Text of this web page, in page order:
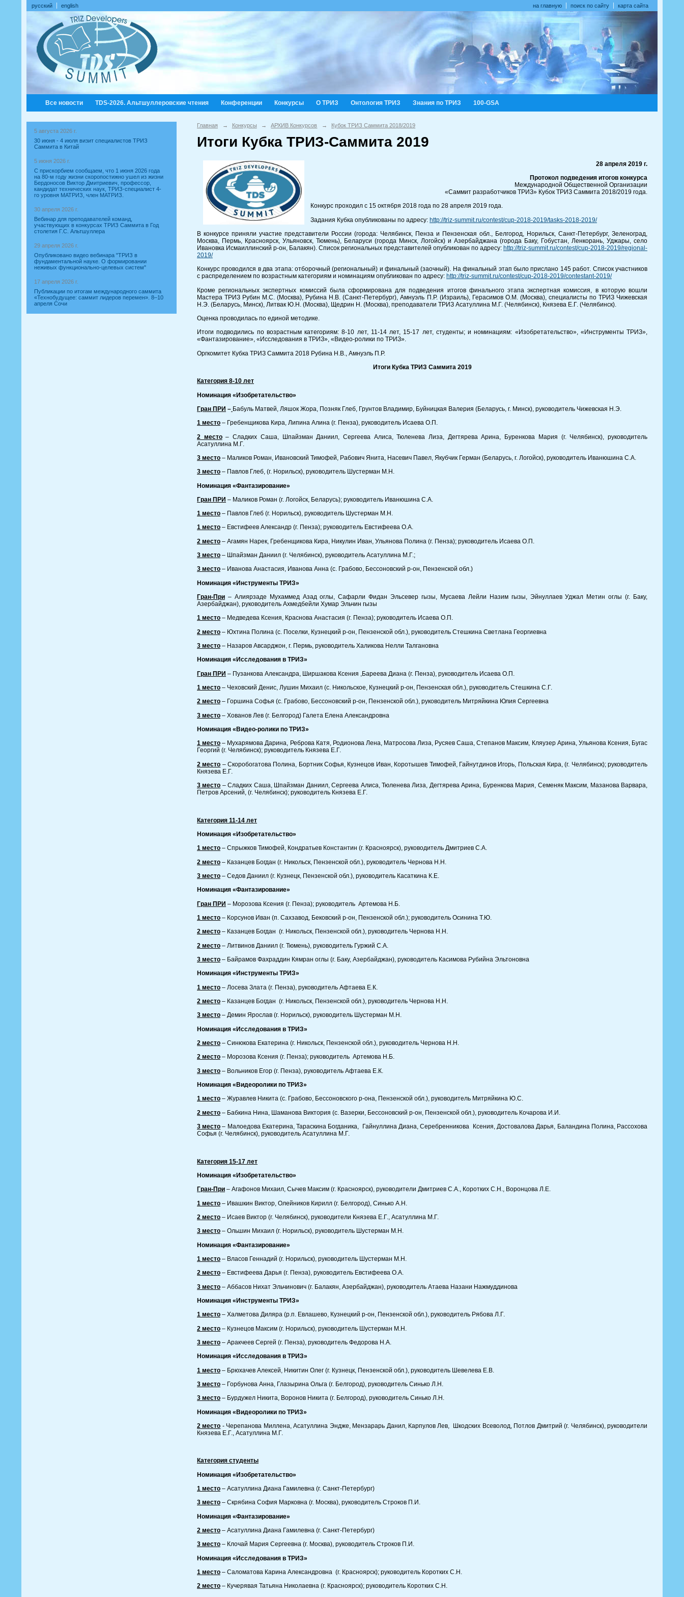
русский english на главную поиск по сайту карта сайта
Все новости TDS-2026. Альтшуллеровские чтения Конференции Конкурсы О ТРИЗ Онтология ТРИЗ Знания по ТРИЗ 100-GSA
5 августа 2026 г.
30 июня - 4 июля визит специалистов ТРИЗ
Саммита в Китай
5 июня 2026 г.
С прискорбием сообщаем, что 1 июня 2026 года
на 80-м году жизни скоропостижно ушел из жизни
Бердоносов Виктор Дмитриевич, профессор,
кандидат технических наук, ТРИЗ-специалист 4-
го уровня МАТРИЗ, член МАТРИЗ.
30 апреля 2026 г.
Вебинар для преподавателей команд,
участвующих в конкурсах ТРИЗ Саммита в Год
столетия Г.С. Альтшуллера
29 апреля 2026 г.
Опубликовано видео вебинара "ТРИЗ в
фундаментальной науке. О формировании
неживых функционально-целевых систем"
17 апреля 2026 г.
Публикации по итогам международного саммита
«Технобудущее: саммит лидеров перемен». 8–10
апреля Сочи
Главная → Конкурсы → АРХИВ Конкурсов → Кубок ТРИЗ Саммита 2018/2019
Итоги Кубка ТРИЗ-Саммита 2019
28 апреля 2019 г.
Протокол подведения итогов конкурса
Международной Общественной Организации
«Саммит разработчиков ТРИЗ» Кубок ТРИЗ Саммита 2018/2019 года.
Конкурс проходил с 15 октября 2018 года по 28 апреля 2019 года.
Задания Кубка опубликованы по адресу: http://triz-summit.ru/contest/cup-2018-2019/tasks-2018-2019/
В конкурсе приняли участие представители России (города: Челябинск, Пенза и Пензенская обл., Белгород, Норильск, Санкт-Петербург, Зеленоград,
Москва, Пермь, Красноярск, Ульяновск, Тюмень), Беларуси (города Минск, Логойск) и Азербайджана (города Баку, Гобустан, Ленкорань, Уджары, село
Ивановка Исмаиллинский р-он, Балакян). Список региональных представителей опубликован по адресу: http://triz-summit.ru/contest/cup-2018-2019/regional-
2019/
Конкурс проводился в два этапа: отборочный (региональный) и финальный (заочный). На финальный этап было прислано 145 работ. Список участников
с распределением по возрастным категориям и номинациям опубликован по адресу: http://triz-summit.ru/contest/cup-2018-2019/contestant-2019/
Кроме региональных экспертных комиссий была сформирована для подведения итогов финального этапа экспертная комиссия, в которую вошли
Мастера ТРИЗ Рубин М.С. (Москва), Рубина Н.В. (Санкт-Петербург), Амнуэль П.Р. (Израиль), Герасимов О.М. (Москва), специалисты по ТРИЗ Чижевская
Н.Э. (Беларусь, Минск), Литвак Ю.Н. (Москва), Щедрин Н. (Москва), преподаватели ТРИЗ Асатуллина М.Г. (Челябинск), Князева Е.Г. (Челябинск).
Оценка проводилась по единой методике.
Итоги подводились по возрастным категориям: 8-10 лет, 11-14 лет, 15-17 лет, студенты; и номинациям: «Изобретательство», «Инструменты ТРИЗ»,
«Фантазирование», «Исследования в ТРИЗ», «Видео-ролики по ТРИЗ».
Оргкомитет Кубка ТРИЗ Саммита 2018 Рубина Н.В., Амнуэль П.Р.
Итоги Кубка ТРИЗ Саммита 2019
Категория 8-10 лет
Номинация «Изобретательство»
Гран ПРИ – Бабуль Матвей, Ляшок Жора, Позняк Глеб, Грунтов Владимир, Буйницкая Валерия (Беларусь, г. Минск), руководитель Чижевская Н.Э.
1 место – Гребенщикова Кира, Липина Алина (г. Пенза), руководитель Исаева О.П.
2 место– Сладких Саша, Шпайзман Даниил, Сергеева Алиса, Тюленева Лиза, Дегтярева Арина, Буренкова Мария (г. Челябинск), руководитель
Асатуллина М.Г.
3 место – Маликов Роман, Ивановский Тимофей, Рабович Янита, Насевич Павел, Якубчик Герман (Беларусь, г. Логойск), руководитель Иванюшина С.А.
3 место – Павлов Глеб, (г. Норильск), руководитель Шустерман М.Н.
Номинация «Фантазирование»
Гран ПРИ – Маликов Роман (г. Логойск, Беларусь); руководитель Иванюшина С.А.
1 место – Павлов Глеб (г. Норильск), руководитель Шустерман М.Н.
1 место – Евстифеев Александр (г. Пенза); руководитель Евстифеева О.А.
2 место – Агамян Нарек, Гребенщикова Кира, Никулин Иван, Ульянова Полина (г. Пенза); руководитель Исаева О.П.
3 место – Шпайзман Даниил (г. Челябинск), руководитель Асатуллина М.Г.;
3 место – Иванова Анастасия, Иванова Анна (с. Грабово, Бессоновский р-он, Пензенской обл.)
Номинация «Инструменты ТРИЗ»
Гран-При – Алиярзаде Мухаммед Азад оглы, Сафарли Фидан Эльсевер гызы, Мусаева Лейли Назим гызы, Эйнуллаев Уджал Метин оглы (г. Баку,
Азербайджан), руководитель Ахмедбейли Хумар Эльчин гызы
1 место – Медведева Ксения, Краснова Анастасия (г. Пенза); руководитель Исаева О.П.
2 место – Юхтина Полина (с. Поселки, Кузнецкий р-он, Пензенской обл.), руководитель Стешкина Светлана Георгиевна
3 место – Назаров Авсарджон, г. Пермь, руководитель Халикова Нелли Талгановна
Номинация «Исследования в ТРИЗ»
Гран ПРИ – Пузанкова Александра, Ширшакова Ксения ,Бареева Диана (г. Пенза), руководитель Исаева О.П.
1 место – Чеховский Денис, Лушин Михаил (с. Никольское, Кузнецкий р-он, Пензенская обл.), руководитель Стешкина С.Г.
2 место – Горшина Софья (с. Грабово, Бессоновский р-он, Пензенской обл.), руководитель Митряйкина Юлия Сергеевна
3 место – Хованов Лев (г. Белгород) Галета Елена Александровна
Номинация «Видео-ролики по ТРИЗ»
1 место – Мухарямова Дарина, Реброва Катя, Родионова Лена, Матросова Лиза, Русяев Саша, Степанов Максим, Кляузер Арина, Ульянова Ксения, Бугас
Георгий (г. Челябинск); руководитель Князева Е.Г.
2 место – Скоробогатова Полина, Бортник Софья, Кузнецов Иван, Коротышев Тимофей, Гайнутдинов Игорь, Польская Кира, (г. Челябинск); руководитель
Князева Е.Г.
3 место – Сладких Саша, Шпайзман Даниил, Сергеева Алиса, Тюленева Лиза, Дегтярева Арина, Буренкова Мария, Семеняк Максим, Мазанова Варвара,
Петров Арсений, (г. Челябинск); руководитель Князева Е.Г.
Категория 11-14 лет
Номинация «Изобретательство»
1 место – Спрыжков Тимофей, Кондратьев Константин (г. Красноярск), руководитель Дмитриев С.А.
2 место – Казанцев Богдан (г. Никольск, Пензенской обл.), руководитель Чернова Н.Н.
3 место – Седов Даниил (г. Кузнецк, Пензенской обл.), руководитель Касаткина К.Е.
Номинация «Фантазирование»
Гран ПРИ – Морозова Ксения (г. Пенза); руководитель Артемова Н.Б.
1 место – Корсунов Иван (п. Сахзавод, Бековский р-он, Пензенской обл.); руководитель Осинина Т.Ю.
2 место – Казанцев Богдан (г. Никольск, Пензенской обл.), руководитель Чернова Н.Н.
2 место – Литвинов Даниил (г. Тюмень), руководитель Гуржий С.А.
3 место – Байрамов Фахраддин Кямран оглы (г. Баку, Азербайджан), руководитель Касимова Рубийна Эльтоновна
Номинация «Инструменты ТРИЗ»
1 место – Лосева Злата (г. Пенза), руководитель Афтаева Е.К.
2 место – Казанцев Богдан (г. Никольск, Пензенской обл.), руководитель Чернова Н.Н.
3 место – Демин Ярослав (г. Норильск), руководитель Шустерман М.Н.
Номинация «Исследования в ТРИЗ»
2 место – Синюкова Екатерина (г. Никольск, Пензенской обл.), руководитель Чернова Н.Н.
2 место – Морозова Ксения (г. Пенза); руководитель Артемова Н.Б.
3 место – Вольников Егор (г. Пенза), руководитель Афтаева Е.К.
Номинация «Видеоролики по ТРИЗ»
1 место – Журавлев Никита (с. Грабово, Бессоновского р-она, Пензенской обл.), руководитель Митряйкина Ю.С.
2 место – Бабкина Нина, Шаманова Виктория (с. Вазерки, Бессоновский р-он, Пензенской обл.), руководитель Кочарова И.И.
3 место – Малоедова Екатерина, Тараскина Богданика, Гайнуллина Диана, Серебренникова Ксения, Достовалова Дарья, Баландина Полина, Рассохова
Софья (г. Челябинск), руководитель Асатуллина М.Г.
Категория 15-17 лет
Номинация «Изобретательство»
Гран-При – Агафонов Михаил, Сычев Максим (г. Красноярск), руководители Дмитриев С.А., Коротких С.Н., Воронцова Л.Е.
1 место – Ивашкин Виктор, Олейников Кирилл (г. Белгород), Синько А.Н.
2 место – Исаев Виктор (г. Челябинск), руководители Князева Е.Г., Асатуллина М.Г.
3 место – Ольшин Михаил (г. Норильск), руководитель Шустерман М.Н.
Номинация «Фантазирование»
1 место – Власов Геннадий (г. Норильск), руководитель Шустерман М.Н.
2 место – Евстифеева Дарья (г. Пенза), руководитель Евстифеева О.А.
3 место – Аббасов Нихат Эльчинович (г. Балакян, Азербайджан), руководитель Атаева Назани Нажмуддинова
Номинация «Инструменты ТРИЗ»
1 место – Халметова Диляра (р.п. Евлашево, Кузнецкий р-он, Пензенской обл.), руководитель Рябова Л.Г.
2 место – Кузнецов Максим (г. Норильск), руководитель Шустерман М.Н.
3 место – Аракчеев Сергей (г. Пенза), руководитель Федорова Н.А.
Номинация «Исследования в ТРИЗ»
1 место – Брюхачев Алексей, Никитин Олег (г. Кузнецк, Пензенской обл.), руководитель Шевелева Е.В.
3 место – Горбунова Анна, Глазырина Ольга (г. Белгород), руководитель Синько Л.Н.
3 место – Бурдужел Никита, Воронов Никита (г. Белгород), руководитель Синько Л.Н.
Номинация «Видеоролики по ТРИЗ»
2 место - Черепанова Миллена, Асатуллина Эндже, Мензарарь Данил, Карпулов Лев, Шкодских Всеволод, Потлов Дмитрий (г. Челябинск), руководители
Князева Е.Г., Асатуллина М.Г.
Категория студенты
Номинация «Изобретательство»
1 место – Асатуллина Диана Гамилевна (г. Санкт-Петербург)
3 место – Скрябина София Марковна (г. Москва), руководитель Строков П.И.
Номинация «Фантазирование»
2 место – Асатуллина Диана Гамилевна (г. Санкт-Петербург)
3 место – Клочай Мария Сергеевна (г. Москва), руководитель Строков П.И.
Номинация «Исследования в ТРИЗ»
1 место – Саломатова Карина Александровна (г. Красноярск); руководитель Коротких С.Н.
2 место – Кучерявая Татьяна Николаевна (г. Красноярск); руководитель Коротких С.Н.